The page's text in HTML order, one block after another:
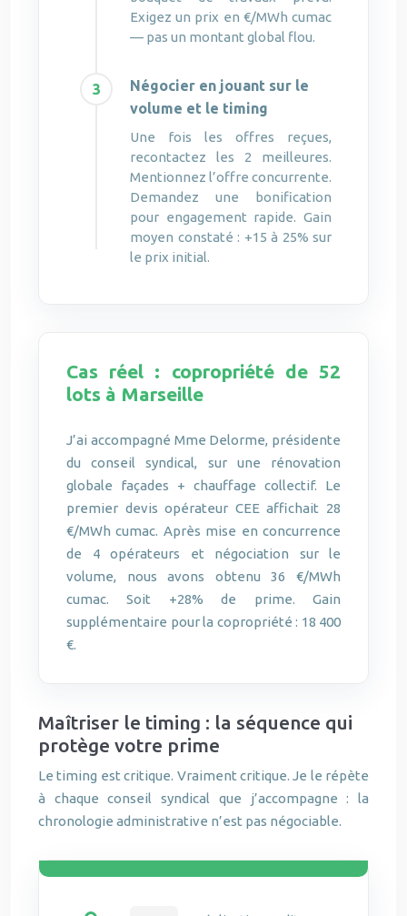
Exigez un prix en €/MWh cumac
— pas un montant global flou.
Négocier en jouant sur le
volume et le timing
Une fois les offres reçues,
recontactez les 2 meilleures.
Mentionnez l’offre concurrente.
Demandez une bonification
pour engagement rapide. Gain
moyen constaté : +15 à 25% sur
le prix initial.
Cas réel : copropriété de 52
lots à Marseille
J’ai accompagné Mme Delorme, présidente
du conseil syndical, sur une rénovation
globale façades + chauffage collectif. Le
premier devis opérateur CEE affichait 28
€/MWh cumac. Après mise en concurrence
de 4 opérateurs et négociation sur le
volume, nous avons obtenu 36 €/MWh
cumac. Soit +28% de prime. Gain
supplémentaire pour la copropriété : 18 400
€.
Maîtriser le timing : la séquence qui
protège votre prime
Le timing est critique. Vraiment critique. Je le répète
à chaque conseil syndical que j’accompagne : la
chronologie administrative n’est pas négociable.